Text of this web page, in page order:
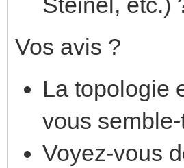
Vos avis ?
La topologie
vous
Voyez-vous